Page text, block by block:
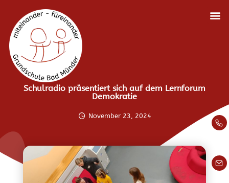
Schulradio präsentiert sich auf dem Lernforum
Demokratie
November 23, 2024